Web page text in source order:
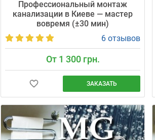
Профессиональный монтаж
канализации в Киеве — мастер
вовремя (±30 мин)
6 отзывов
От 1 300 грн.
ЗАКАЗАТЬ
Надёжная внутренняя канализация из
труб PP-R. Стоимость от 1300 грн за
метр, официальная гарантия 24 месяца.
Точный приезд в согласованное окно —